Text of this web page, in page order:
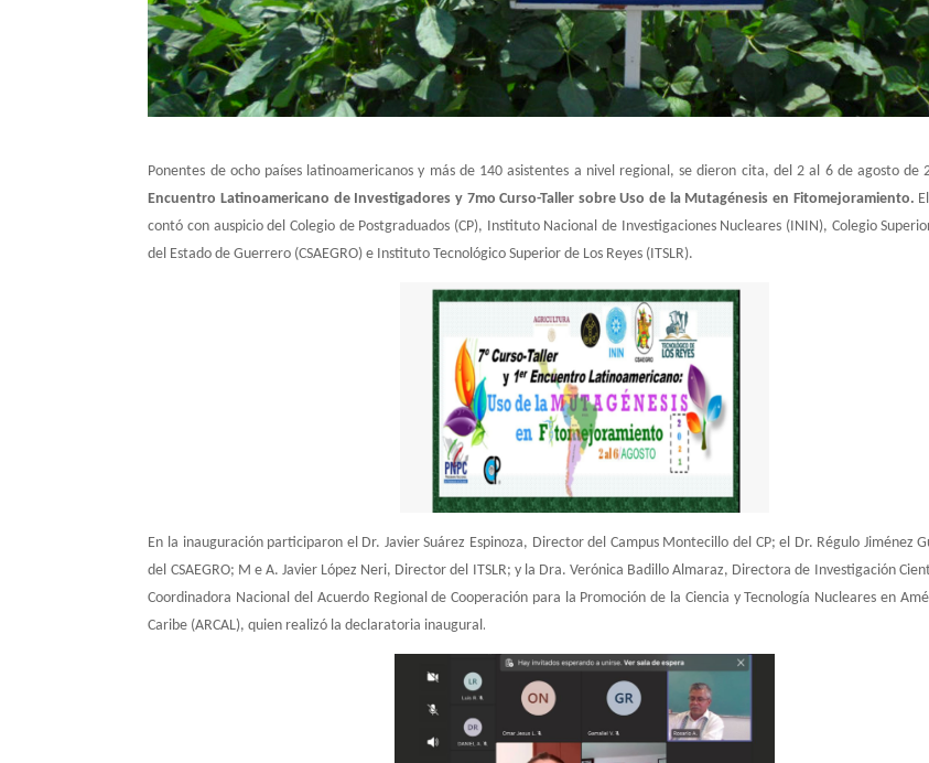
Ponentes de ocho países latinoamericanos y más de 140 asistentes a nivel regional, se dieron cita, del 2 al 6 de agosto de
Encuentro Latinoamericano de Investigadores y 7mo Curso-Taller sobre Uso de la Mutagénesis en Fitomejoramiento.
contó con auspicio del Colegio de Postgraduados (CP), Instituto Nacional de Investigaciones Nucleares (ININ), Colegio
del Estado de Guerrero (CSAEGRO) e Instituto Tecnológico Superior de Los Reyes (ITSLR).
En la inauguración participaron el Dr. Javier Suárez Espinoza, Director del Campus Montecillo del CP; el Dr. Régulo Jiménez
del CSAEGRO; M e A. Javier López Neri, Director del ITSLR; y la Dra. Verónica Badillo Almaraz, Directora de Investigación
Coordinadora Nacional del Acuerdo Regional de Cooperación para la Promoción de la Ciencia y Tecnología Nucleares en
Caribe (ARCAL), quien realizó la declaratoria inaugural.